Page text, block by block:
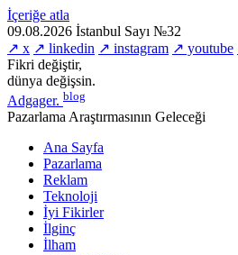
İçeriğe atla
09.08.2026 İstanbul Sayı №32
↗ x ↗ linkedin ↗ instagram ↗ youtube
Fikri değiştir,
dünya değişsin.
Adgager. blog
Pazarlama Araştırmasının Geleceği
Ana Sayfa
Pazarlama
Reklam
Teknoloji
İyi Fikirler
İlginç
İlham